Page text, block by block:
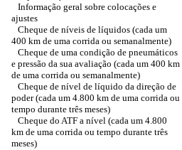
Informação geral sobre colocações e
ajustes
Cheque de níveis de líquidos (cada um
400 km de uma corrida ou semanalmente)
Cheque de uma condição de pneumáticos
e pressão da sua avaliação (cada um 400 km
de uma corrida ou semanalmente)
Cheque de nível de líquido da direção de
poder (cada um 4.800 km de uma corrida ou
tempo durante três meses)
Cheque do ATF a nível (cada um 4.800
km de uma corrida ou tempo durante três
meses)